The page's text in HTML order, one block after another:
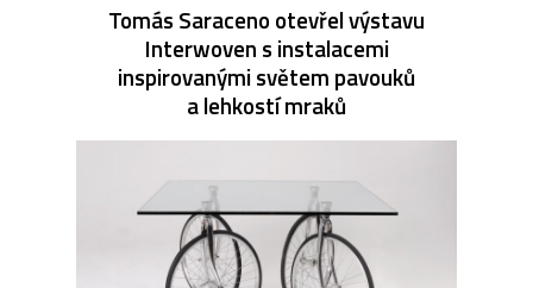
Tomás Saraceno otevřel výstavu
Interwoven s instalacemi
inspirovanými světem pavouků
a lehkostí mraků